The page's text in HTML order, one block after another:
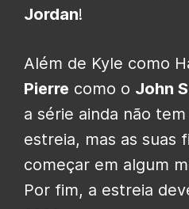
Jordan!
Além de Kyle como
Pierre como o John
a série ainda não
estreia, mas as suas
começar em algum
Por fim, a estreia